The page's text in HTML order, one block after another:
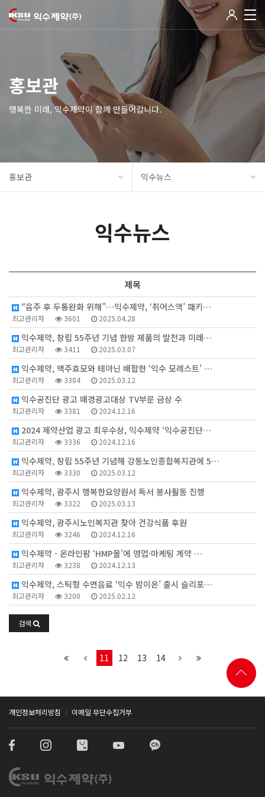
홍보관
행복한 미래, 익수제약이 함께 만들어갑니다.
홍보관 익수뉴스
익수뉴스
제목
“음주 후 두통완화 위해”…익수제약, ‘취어스액’ 패키…
최고관리자 3601 2025.04.28
익수제약, 창립 55주년 기념 한방 제품의 발전과 미래…
최고관리자 3411 2025.03.07
익수제약, 맥주효모와 테아닌 배합한 ‘익수 모레스트’ …
최고관리자 3384 2025.03.12
익수공진단 광고 매경광고대상 TV부문 금상 수
최고관리자 3381 2024.12.16
2024 제약산업 광고 최우수상, 익수제약 ‘익수공진단…
최고관리자 3336 2024.12.16
익수제약, 창립 55주년 기념해 강동노인종합복지관에 5…
최고관리자 3330 2025.03.12
익수제약, 광주시 행복한요양원서 독서 봉사활동 진행
최고관리자 3322 2025.03.13
익수제약, 광주시노인복지관 찾아 건강식품 후원
최고관리자 3246 2024.12.16
익수제약 - 온라인팜 ‘HMP몰’에 영업·마케팅 계약 …
최고관리자 3238 2024.12.13
익수제약, 스틱형 수면음료 ‘익수 밤이온’ 출시 슬리포…
최고관리자 3200 2025.02.12
검색
11 12 13 14
개인정보처리방침 이메일 무단수집거부